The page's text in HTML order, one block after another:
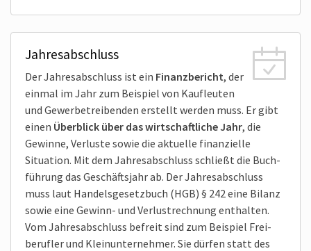
Jahresabschluss
Der Jahres­abschluss ist ein Finanz­bericht, der
einmal im Jahr zum Beispiel von Kauf­leuten
und Gewerbe­treibenden erstellt werden muss. Er gibt
einen Über­blick über das wirtschaft­liche Jahr, die
Gewinne, Verluste sowie die aktuelle finan­zielle
Situation. Mit dem Jahres­abschluss schließt die Buch­
führung das Geschäfts­jahr ab. Der Jahres­abschluss
muss laut Handels­gesetzbuch (HGB) § 242 eine Bilanz
sowie eine Gewinn- und Verlust­rechnung enthalten.
Vom Jahres­abschluss befreit sind zum Beispiel Frei­
berufler und Klein­unternehmer. Sie dürfen statt des